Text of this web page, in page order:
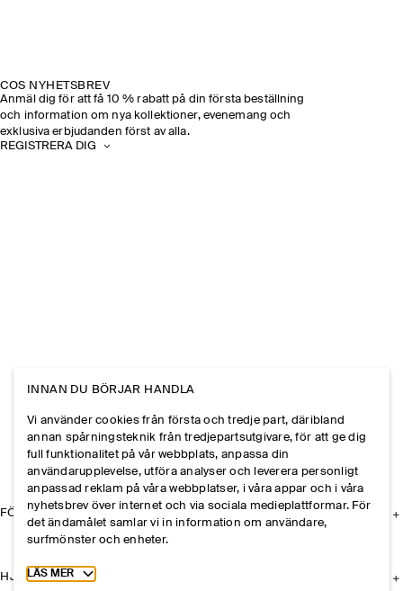
COS NYHETSBREV
Anmäl dig för att få 10 % rabatt på din första beställning
och information om nya kollektioner, evenemang och
exklusiva erbjudanden först av alla.
REGISTRERA DIG
FÖRETAGET
HJÄLP
INNAN DU BÖRJAR HANDLA
Vi använder cookies från första och tredje part, däribland
annan spårningsteknik från tredjepartsutgivare, för att ge dig
full funktionalitet på vår webbplats, anpassa din
användarupplevelse, utföra analyser och leverera personligt
anpassad reklam på våra webbplatser, i våra appar och i våra
nyhetsbrev över internet och via sociala medieplattformar. För
det ändamålet samlar vi in information om användare,
surfmönster och enheter.
Toggle more cookie information
LÄS MER